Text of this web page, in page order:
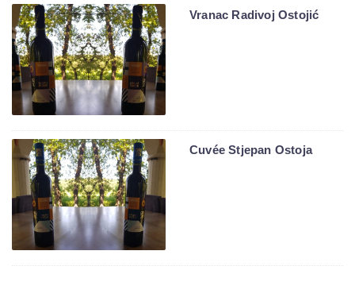
Vranac Radivoj Ostojić
Cuvée Stjepan Ostoja